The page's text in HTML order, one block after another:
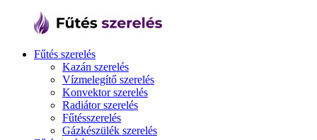
Fűtés szerelés
Kazán szerelés
Vízmelegítő szerelés
Konvektor szerelés
Radiátor szerelés
Fűtésszerelés
Gázkészülék szerelés